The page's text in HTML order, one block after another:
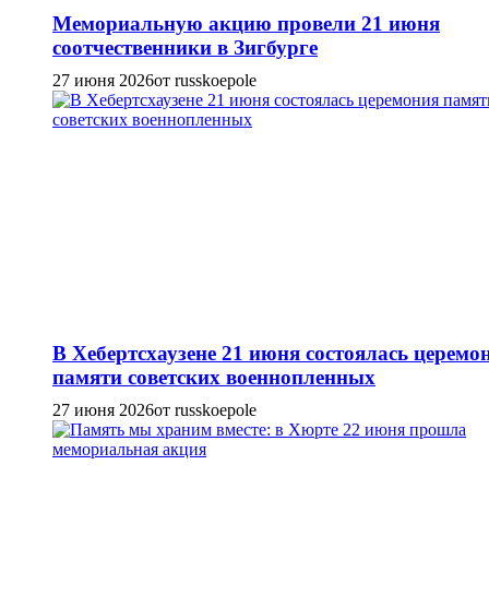
Мемориальную акцию провели 21 июня
соотчественники в Зигбурге
27 июня 2026от russkoepole
В Хебертсхаузене 21 июня состоялась
памяти советских военнопленных
27 июня 2026от russkoepole